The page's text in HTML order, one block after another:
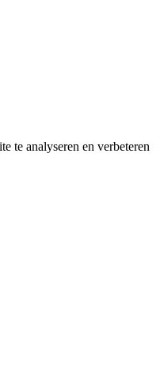
te analyseren en verbeteren